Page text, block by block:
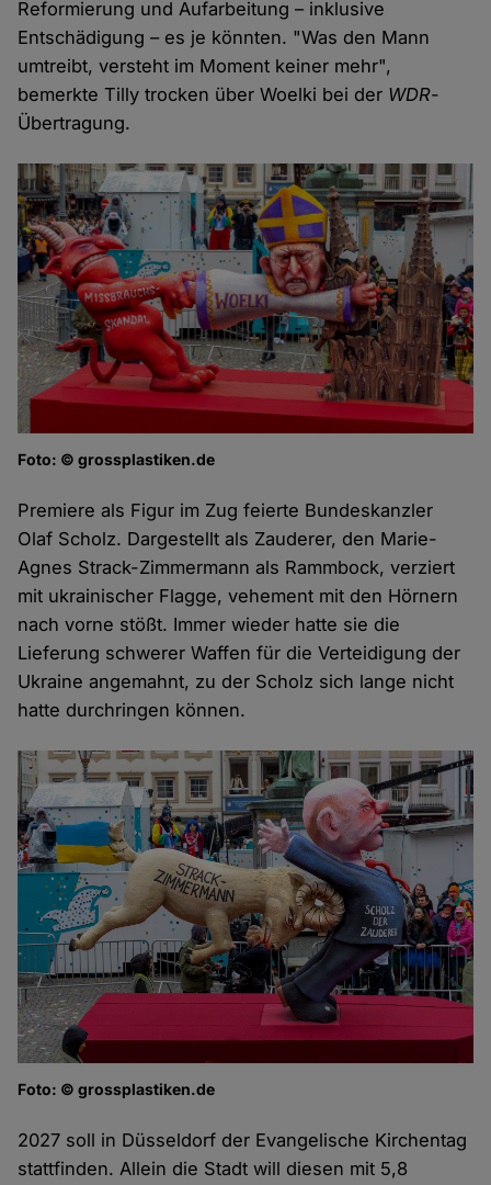
Reformierung und Aufarbeitung – inklusive
Entschädigung – es je könnten. "Was den Mann
umtreibt, versteht im Moment keiner mehr",
bemerkte Tilly trocken über Woelki bei der WDR-
Übertragung.
Foto: © grossplastiken.de
Premiere als Figur im Zug feierte Bundeskanzler
Olaf Scholz. Dargestellt als Zauderer, den Marie-
Agnes Strack-Zimmermann als Rammbock, verziert
mit ukrainischer Flagge, vehement mit den Hörnern
nach vorne stößt. Immer wieder hatte sie die
Lieferung schwerer Waffen für die Verteidigung der
Ukraine angemahnt, zu der Scholz sich lange nicht
hatte durchringen können.
Foto: © grossplastiken.de
2027 soll in Düsseldorf der Evangelische Kirchentag
stattfinden. Allein die Stadt will diesen mit 5,8